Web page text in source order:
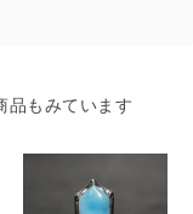
品もみています